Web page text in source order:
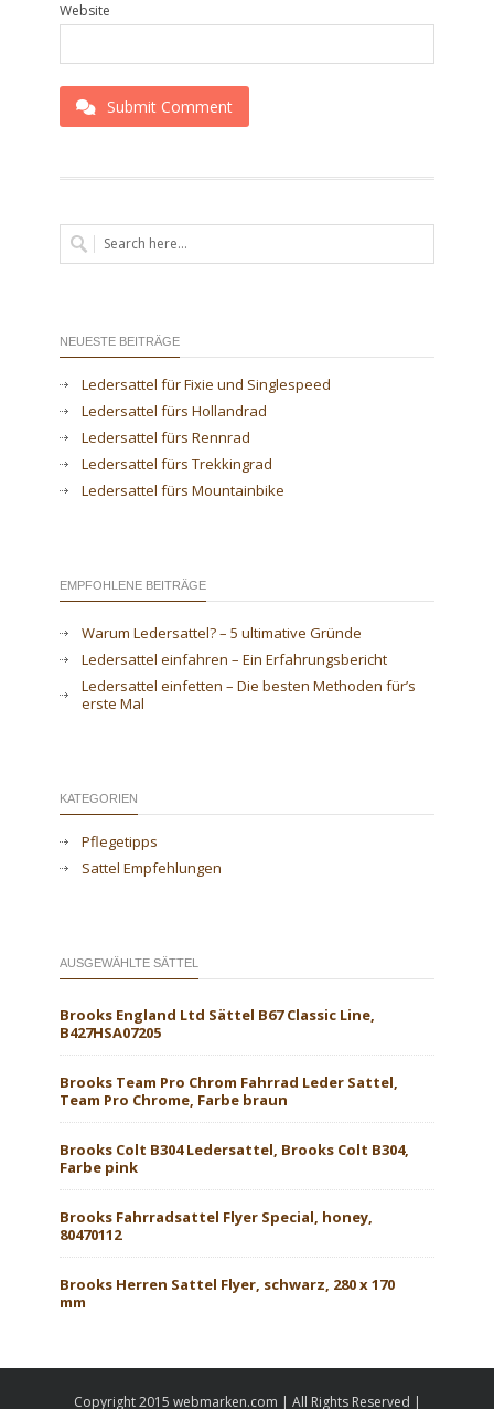
Website
Submit Comment
NEUESTE BEITRÄGE
Ledersattel für Fixie und Singlespeed
Ledersattel fürs Hollandrad
Ledersattel fürs Rennrad
Ledersattel fürs Trekkingrad
Ledersattel fürs Mountainbike
EMPFOHLENE BEITRÄGE
Warum Ledersattel? – 5 ultimative Gründe
Ledersattel einfahren – Ein Erfahrungsbericht
Ledersattel einfetten – Die besten Methoden für’s
erste Mal
KATEGORIEN
Pflegetipps
Sattel Empfehlungen
AUSGEWÄHLTE SÄTTEL
Brooks England Ltd Sättel B67 Classic Line,
B427HSA07205
Brooks Team Pro Chrom Fahrrad Leder Sattel,
Team Pro Chrome, Farbe braun
Brooks Colt B304 Ledersattel, Brooks Colt B304,
Farbe pink
Brooks Fahrradsattel Flyer Special, honey,
80470112
Brooks Herren Sattel Flyer, schwarz, 280 x 170
mm
Copyright 2015 webmarken.com | All Rights Reserved |